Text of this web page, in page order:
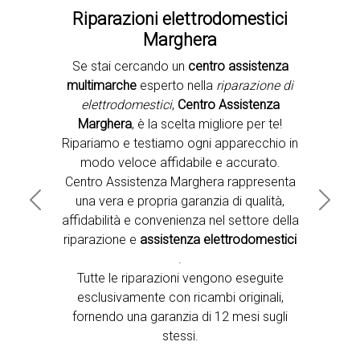
Second slide
Riparazioni elettrodomestici
Marghera
Se stai cercando un centro assistenza
multimarche esperto nella riparazione di
elettrodomestici, Centro Assistenza
Marghera, è la scelta migliore per te!
Ripariamo e testiamo ogni apparecchio in
modo veloce affidabile e accurato.
Centro Assistenza Marghera rappresenta
una vera e propria garanzia di qualità,
affidabilità e convenienza nel settore della
riparazione e assistenza elettrodomestici
.
Tutte le riparazioni vengono eseguite
esclusivamente con ricambi originali,
fornendo una garanzia di 12 mesi sugli
stessi.
Previous Next